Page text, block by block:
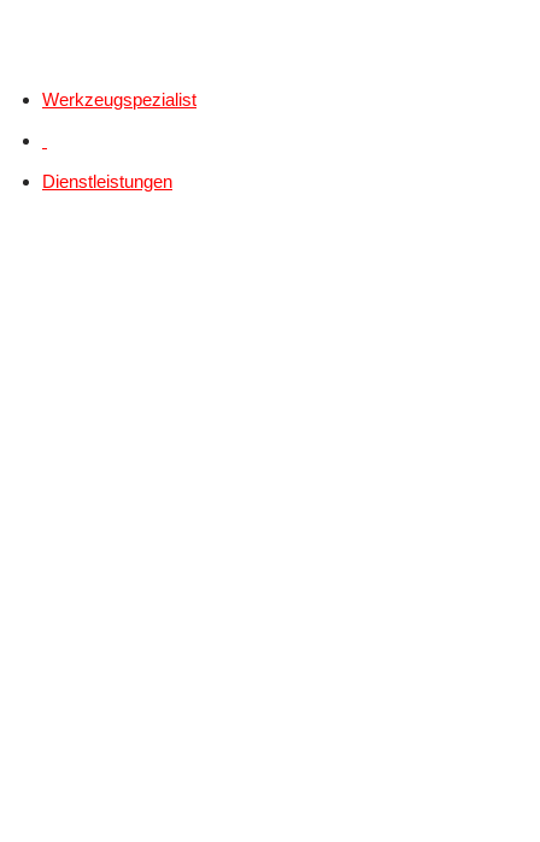
Werkzeugspezialist
Dienstleistungen